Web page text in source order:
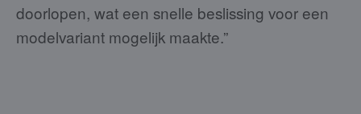
doorlopen, wat een snelle beslissing voor een
modelvariant mogelijk maakte.”